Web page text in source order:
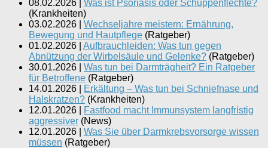
08.02.2026
Was ist Psoriasis oder Schuppenflechte?
(Krankheiten)
03.02.2026
Wechseljahre meistern: Ernährung,
Bewegung und Hautpflege (Ratgeber)
01.02.2026
Aufbrauchleiden: Was tun gegen
Abnützung der Wirbelsäule und Gelenke? (Ratgeber)
30.01.2026
Was tun bei Darmträgheit? Ein Ratgeber
für Betroffene (Ratgeber)
14.01.2026
Erkältung – Was tun bei Schniefnase und
Halskratzen? (Krankheiten)
12.01.2026
Fastfood macht Immunsystem langfristig
aggressiver (News)
12.01.2026
Was Sie über Darmkrebsvorsorge wissen
müssen (Ratgeber)